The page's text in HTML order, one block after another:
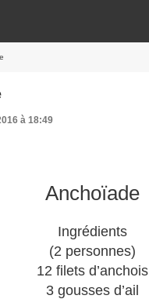
à 18:49
Anchoïade
Ingrédients
(2 personnes)
12 filets d’anchois
3 gousses d’ail